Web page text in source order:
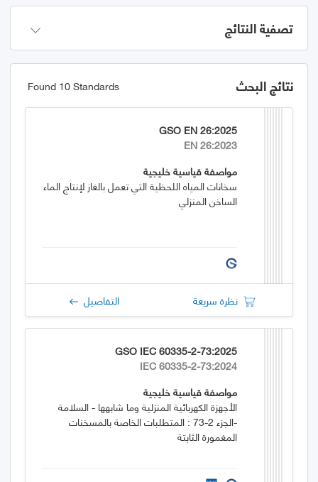
تصفية النتائج
نتائج البحث Found 10 Standards
GSO EN 26:2025
EN 26:2023
مواصفة قياسية خليجية
سخانات المياه اللحظية التي تعمل بالغاز لإنتاج الماء
الساخن المنزلي
نظرة سريعة التفاصيل
GSO IEC 60335-2-73:2025
IEC 60335-2-73:2024
مواصفة قياسية خليجية
الأجهزة الكهربائية المنزلية وما شابهها - السلامة
-الجزء 2-73 : المتطلبات الخاصة بالمسخنات
المغمورة الثابتة